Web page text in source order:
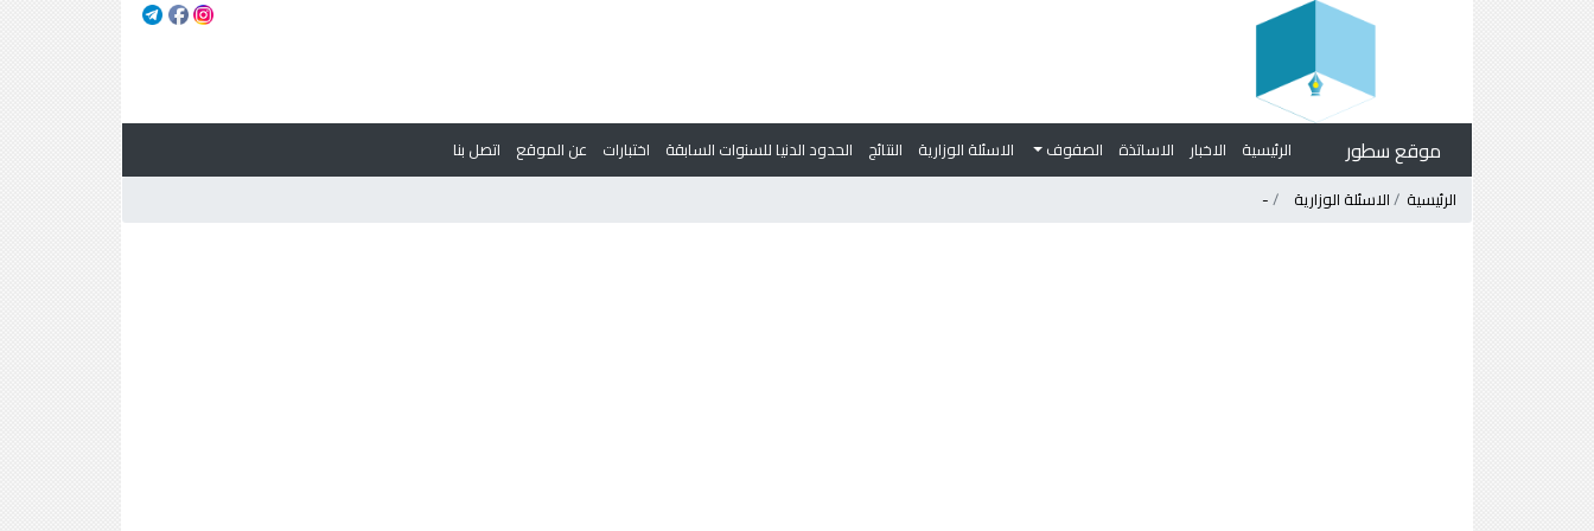
موقع سطور الرئيسية الاخبار الاساتذة الصفوف الاسئلة الوزارية النتائج الحدود الدنيا للسنوات السابقة اختبارات عن الموقع
اتصل بنا
الرئيسية
الاسئلة الوزارية -